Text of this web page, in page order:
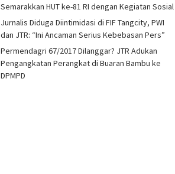
Semarakkan HUT ke-81 RI dengan Kegiatan Sosial
Jurnalis Diduga Diintimidasi di FIF Tangcity, PWI
dan JTR: “Ini Ancaman Serius Kebebasan Pers”
Permendagri 67/2017 Dilanggar? JTR Adukan
Pengangkatan Perangkat di Buaran Bambu ke
DPMPD